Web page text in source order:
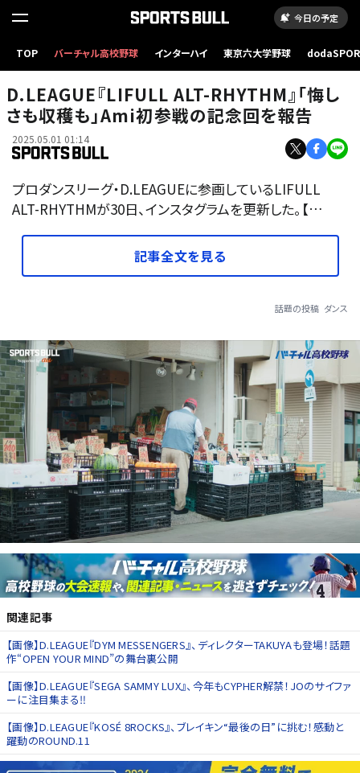
今日の予定
TOP バーチャル高校野球 インターハイ 東京六大学野球
D.LEAGUE『LIFULL ALT-RHYTHM』「悔し
さも収穫も」Ami初参戦の記念回を報告
2025.05.01 01:14
プロダンスリーグ・D.LEAGUEに参画しているLIFULL
ALT-RHYTHMが30日、インスタグラムを更新した。【…
記事全文を見る
話題の投稿 ダンス
関連記事
【画像】D.LEAGUE『DYM MESSENGERS』、ディレクターTAKUYAも登場！話題
作“OPEN YOUR MIND”の舞台裏公開
【画像】D.LEAGUE『SEGA SAMMY LUX』、今年もCYPHER解禁！JOのサイファ
ーに注目集まる‼
【画像】D.LEAGUE『KOSÉ 8ROCKS』、ブレイキン“最後の日”に挑む！感動と
躍動のROUND.11